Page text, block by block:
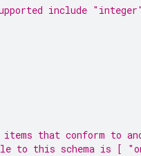
include
that conform to
to this schema is [